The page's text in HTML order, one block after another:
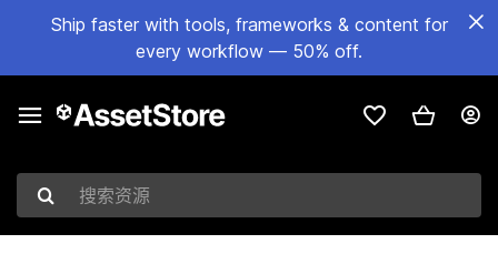
Ship faster with tools, frameworks & content for
every workflow — 50% off.
搜索资源